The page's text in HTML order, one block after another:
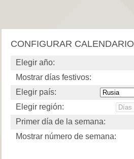
CONFIGURAR CALENDARIO
Elegir año:
Mostrar días festivos:
Elegir país:
Elegir región:
Primer día de la semana:
Mostrar número de semana: